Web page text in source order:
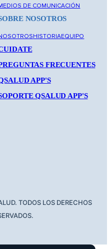
DE COMUNICACIÓN
NOSOTROS
HISTORIAEQUIPO
FRECUENTES
APP'S
QSALUD APP'S
TODOS LOS DERECHOS